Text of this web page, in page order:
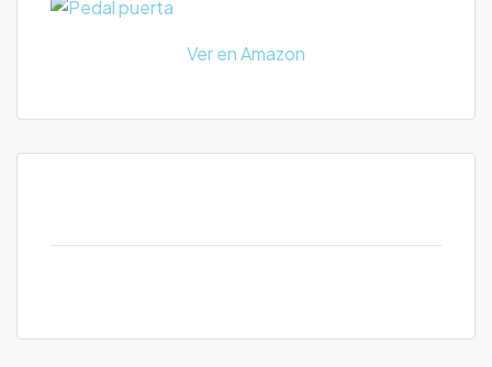
Ver en Amazon